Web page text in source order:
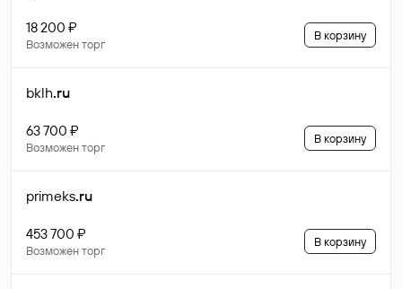
18 200 ₽
Возможен торг
В корзину
bklh.ru
63 700 ₽
Возможен торг
В корзину
primeks.ru
453 700 ₽
Возможен торг
В корзину